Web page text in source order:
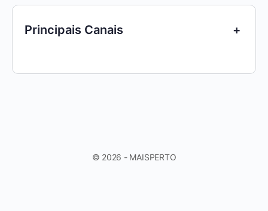
Principais Canais +
© 2026 - MAISPERTO